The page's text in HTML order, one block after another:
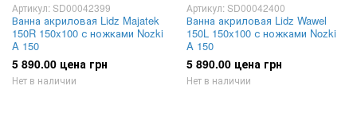
Артикул: SD00042399
Ванна акриловая Lidz Majatek
150R 150x100 с ножками Nozki
A 150
5 890.00 цена грн
Нет в наличии
Артикул: SD00042400
Ванна акриловая Lidz Wawel
150L 150x100 с ножками Nozki
A 150
5 890.00 цена грн
Нет в наличии